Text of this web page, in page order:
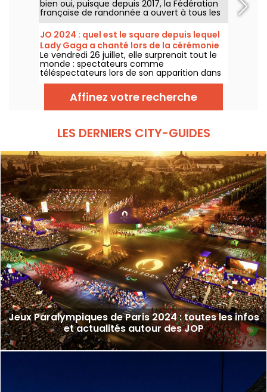
bien oui, puisque depuis 2017, la Fédération
française de randonnée a ouvert à tous les
amateurs de marche un sentier
entièrement balisé, pour faire le tour de
Paris.
JO 2024 : quel est le square depuis lequel
Lady Gaga a chanté lors de la cérémonie
d'ouverture ?
Le vendredi 26 juillet, elle surprenait tout le
monde : spectateurs comme
téléspectateurs lors de son apparition dans
une très belle robe noire, entourée de
pompons rose. Mais où se trouvait la
chanteuse ? Le lieu est-il ouvert au public ?
Affinez votre recherche
LES DERNIERS CITY-GUIDES
Jeux Paralympiques de Paris 2024 : toutes les infos
et actualités autour des JOP